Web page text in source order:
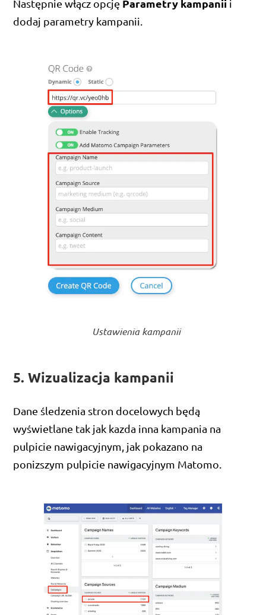
Następnie włącz opcję Parametry kampanii i
dodaj parametry kampanii.
Ustawienia kampanii
5. Wizualizacja kampanii
Dane śledzenia stron docelowych będą
wyświetlane tak jak kazda inna kampania na
pulpicie nawigacyjnym, jak pokazano na
ponizszym pulpicie nawigacyjnym Matomo.